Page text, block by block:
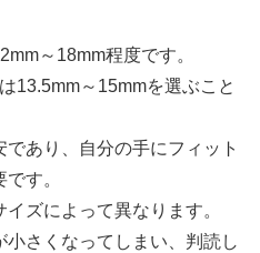
～18mm程度です。
13.5mm～15mmを選ぶこと
あり、自分の手にフィット
す。
ズによって異なります。
さくなってしまい、判読し